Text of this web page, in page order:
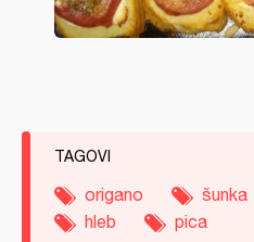
TAGOVI
origano šunka
hleb
pica